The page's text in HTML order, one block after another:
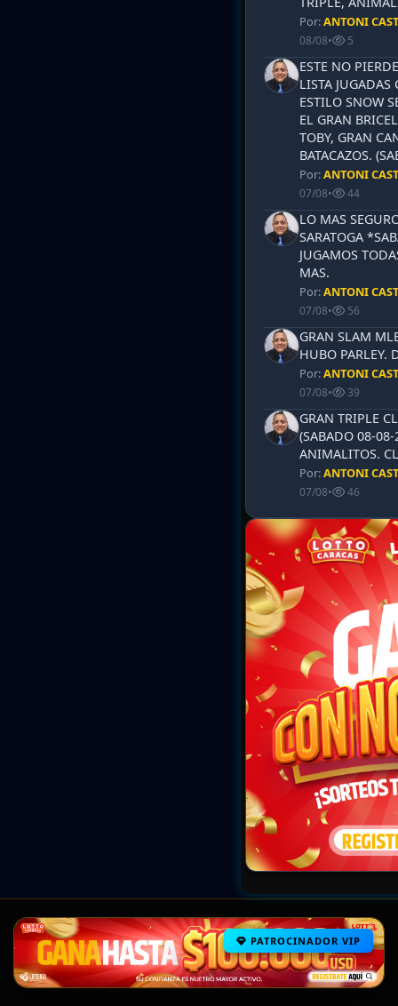
Por:ANTONI
08/08• 5
ESTE NO
LISTA JUGADAS
ESTILO SNOW
EL GRAN
TOBY, GRAN
BATACAZOS.
Por:ANTONI
07/08• 44
LO MAS
SARATOGA
JUGAMOS
MAS.
Por:ANTONI
07/08• 56
GRAN SLAM
HUBO PARLEY.
Por:ANTONI
07/08• 39
GRAN TRIPLE
(SABADO 08-
ANIMALITOS.
Por:ANTONI
07/08• 46
PATROCINADOR VIP